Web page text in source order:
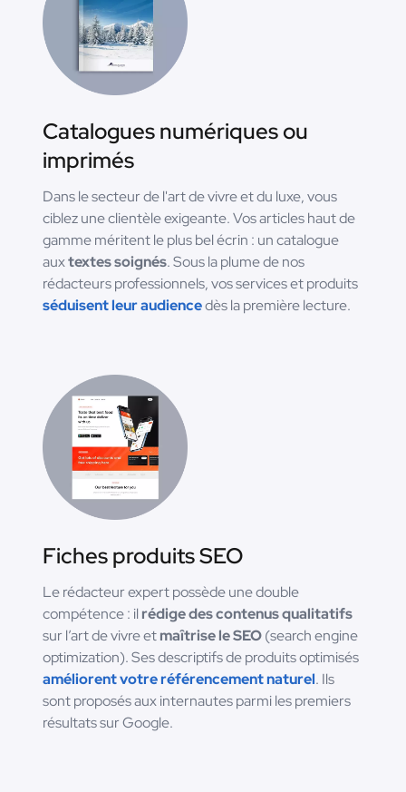
Catalogues numériques ou
imprimés
Dans le secteur de l'art de vivre et du luxe, vous
ciblez une clientèle exigeante. Vos articles haut de
gamme méritent le plus bel écrin : un catalogue
auxtextes soignés. Sous la plume de nos
rédacteurs professionnels, vos services et produits
séduisent leur audiencedès la première lecture.
Fiches produits SEO
Le rédacteur expert possède une double
compétence : ilrédige des contenus qualitatifs
sur l’art de vivre etmaîtrise le SEO(search engine
optimization). Ses descriptifs de produits optimisés
améliorent votre référencement naturel. Ils
sont proposés aux internautes parmi les premiers
résultats sur Google.